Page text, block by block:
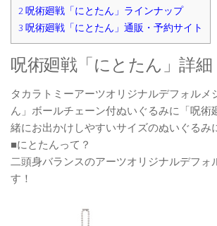
2呪術廻戦「にとたん」ラインナップ
3 呪術廻戦「にとたん」通販・予約サイト
呪術廻戦「にとたん」詳細
タカラトミーアーツオリジナルデフォルメ
ん」ボールチェーン付ぬいぐるみに「呪術
緒にお出かけしやすいサイズのぬいぐるみ
■にとたんって？
二頭身バランスのアーツオリジナルデフォ
す！